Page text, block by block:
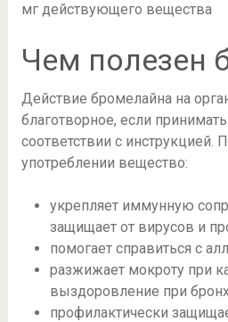
мг действующего вещества
Чем полезен
Действие бромелайна на
благотворное, если
соответствии с инструкцией.
употреблении вещество:
укрепляет иммунную
защищает от вирусов и
помогает справиться с
разжижает мокроту при
выздоровление при
профилактически